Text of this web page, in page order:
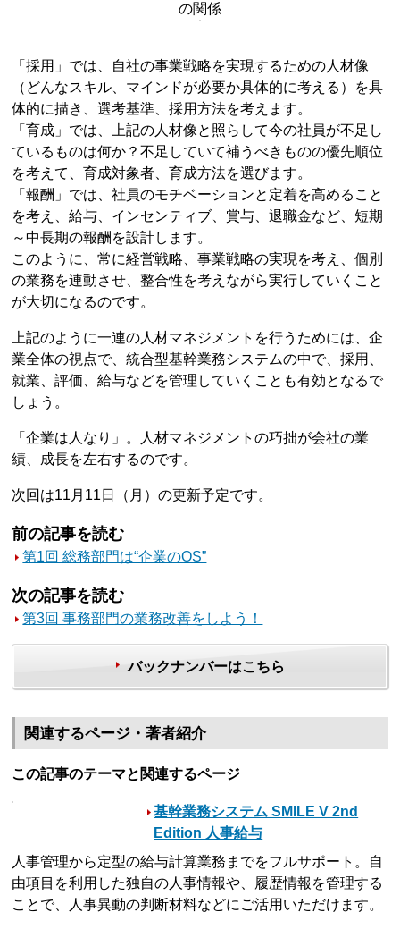
の関係
「採用」では、自社の事業戦略を実現するための人材像
（どんなスキル、マインドが必要か具体的に考える）を具
体的に描き、選考基準、採用方法を考えます。
「育成」では、上記の人材像と照らして今の社員が不足し
ているものは何か？不足していて補うべきものの優先順位
を考えて、育成対象者、育成方法を選びます。
「報酬」では、社員のモチベーションと定着を高めること
を考え、給与、インセンティブ、賞与、退職金など、短期
～中長期の報酬を設計します。
このように、常に経営戦略、事業戦略の実現を考え、個別
の業務を連動させ、整合性を考えながら実行していくこと
が大切になるのです。
上記のように一連の人材マネジメントを行うためには、企
業全体の視点で、統合型基幹業務システムの中で、採用、
就業、評価、給与などを管理していくことも有効となるで
しょう。
「企業は人なり」。人材マネジメントの巧拙が会社の業
績、成長を左右するのです。
次回は11月11日（月）の更新予定です。
前の記事を読む
第1回 総務部門は“企業のOS”
次の記事を読む
第3回 事務部門の業務改善をしよう！
バックナンバーはこちら
関連するページ・著者紹介
この記事のテーマと関連するページ
基幹業務システム SMILE V 2nd
Edition 人事給与
人事管理から定型の給与計算業務までをフルサポート。自
由項目を利用した独自の人事情報や、履歴情報を管理する
ことで、人事異動の判断材料などにご活用いただけます。